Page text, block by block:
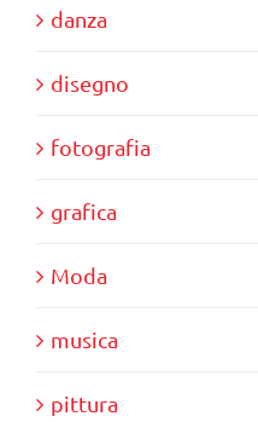
danza
disegno
fotografia
grafica
Moda
musica
pittura